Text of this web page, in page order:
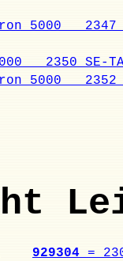
5000 2347
2350 SE-
5000 2352
929304 =